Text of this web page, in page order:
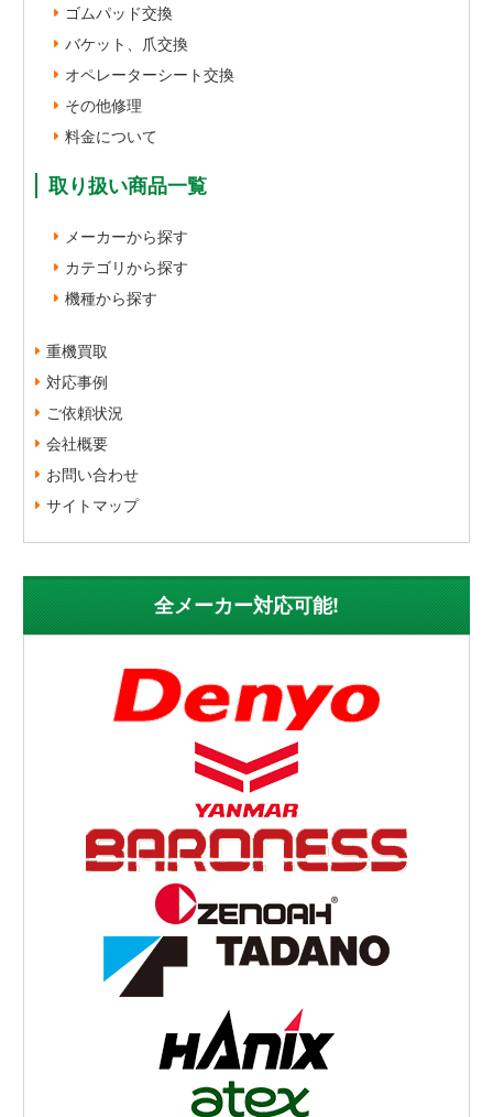
ゴムパッド交換
バケット、爪交換
オペレーターシート交換
その他修理
料金について
取り扱い商品一覧
メーカーから探す
カテゴリから探す
機種から探す
重機買取
対応事例
ご依頼状況
会社概要
お問い合わせ
サイトマップ
全メーカー対応可能!